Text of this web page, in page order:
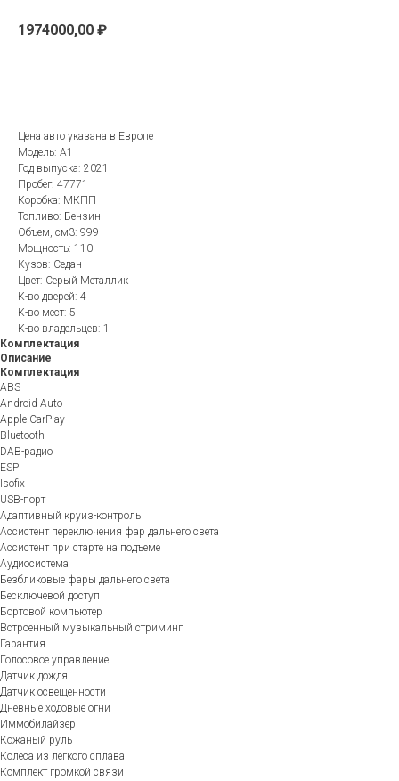
1974000,00 ₽
Цена авто указана в Европе
Модель: A1
Год выпуска: 2021
Пробег: 47771
Коробка: МКПП
Топливо: Бензин
Объем, см3: 999
Мощность: 110
Кузов: Седан
Цвет: Серый Металлик
К-во дверей: 4
К-во мест: 5
К-во владельцев: 1
Комплектация
Описание
Комплектация
ABS
Android Auto
Apple CarPlay
Bluetooth
DAB-радио
ESP
Isofix
USB-порт
Адаптивный круиз-контроль
Ассистент переключения фар дальнего света
Ассистент при старте на подъеме
Аудиосистема
Безбликовые фары дальнего света
Бесключевой доступ
Бортовой компьютер
Встроенный музыкальный стриминг
Гарантия
Голосовое управление
Датчик дождя
Датчик освещенности
Дневные ходовые огни
Иммобилайзер
Кожаный руль
Колеса из легкого сплава
Комплект громкой связи